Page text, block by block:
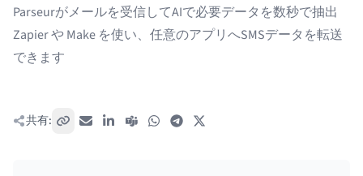
Parseurがメールを受信してAIで必要データを数秒で抽出
ZapierやMake を使い、任意のアプリへSMSデータを転送
できます
共有: リンクをコピー
メールLinkedIn
Teams WhatsAppTelegram